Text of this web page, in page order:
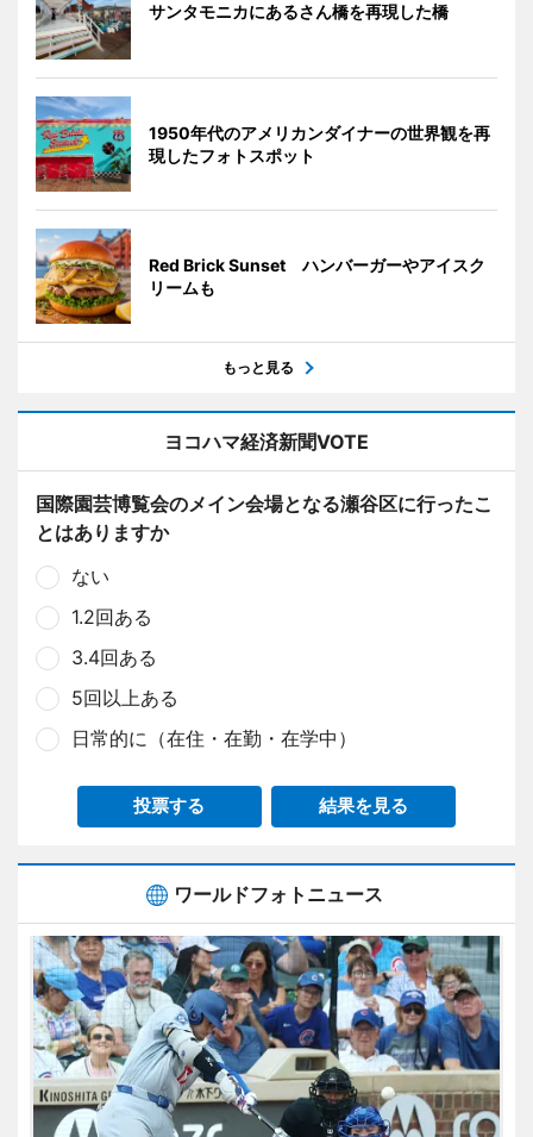
サンタモニカにあるさん橋を再現した橋
1950年代のアメリカンダイナーの世界観を再
現したフォトスポット
Red Brick Sunset ハンバーガーやアイスク
リームも
もっと見る
ヨコハマ経済新聞VOTE
国際園芸博覧会のメイン会場となる瀬谷区に行ったこ
とはありますか
ない
1.2回ある
3.4回ある
5回以上ある
日常的に（在住・在勤・在学中）
投票する 結果を見る
ワールドフォトニュース